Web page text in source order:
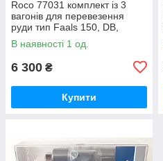
Roco 77031 комплект із 3
вагонів для перевезення
руди тип Faals 150, DB,
масштаб 1/87, Н0
В наявності 1 од.
6 300 ₴
Купити